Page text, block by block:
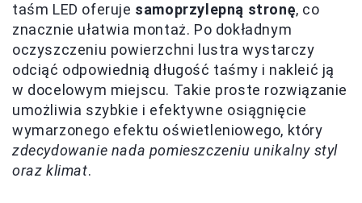
taśm LED oferuje samoprzylepną stronę, co
znacznie ułatwia montaż. Po dokładnym
oczyszczeniu powierzchni lustra wystarczy
odciąć odpowiednią długość taśmy i nakleić ją
w docelowym miejscu. Takie proste rozwiązanie
umożliwia szybkie i efektywne osiągnięcie
wymarzonego efektu oświetleniowego, który
zdecydowanie nada pomieszczeniu unikalny styl
oraz klimat.